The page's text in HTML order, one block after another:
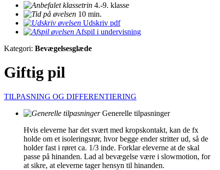
4.-9. klasse
10 min.
Udskriv pdf
Afspil i undervisning
Kategori: Bevægelsesglæde
Giftig pil
TILPASNING OG DIFFERENTIERING
Generelle tilpasninger
Hvis eleverne har det svært med kropskontakt, kan de fx
holde om et isoleringsrør, hvor begge ender stritter ud, så de
holder fast i røret ca. 1/3 inde. Forklar eleverne at de skal
passe på hinanden. Lad al bevægelse være i slowmotion, for
at sikre, at eleverne tager hensyn til hinanden.